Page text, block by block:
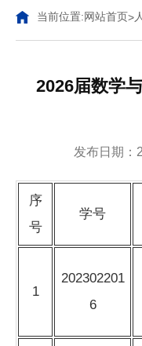
当前位置:网站首页>
2026届数学
发布日期
序
号
学号
1
202302201
6